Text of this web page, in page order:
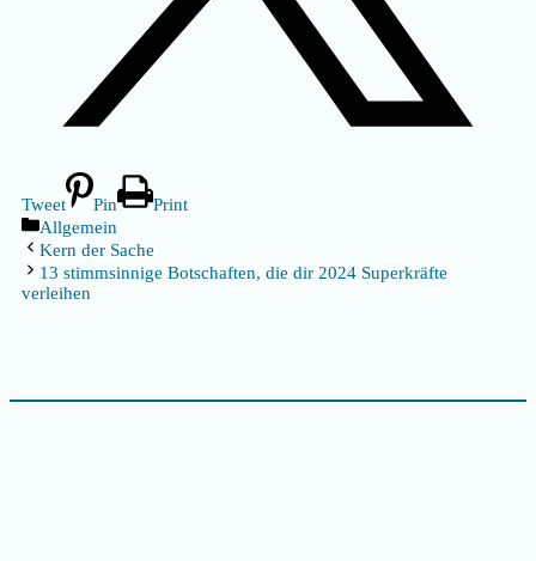
Tweet Pin
Print
Kategorien
Allgemein
Kern der Sache
13 stimmsinnige Botschaften, die dir 2024 Superkräfte
verleihen